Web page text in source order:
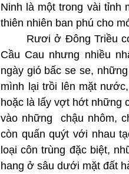
Ninh là một trong vài tỉnh
thiên nhiên ban phú cho
Rươi ở Đông Triều có
Cầu Cau nhưng nhiều
ngày gió bấc se se,
mình lại trồi lên mặt
hoặc là lấy vợt hớt những
vào những chậu nhôm,
còn quấn quýt với nhau
loại côn trùng đặc biệt,
hang ở sâu dưới mặt đất